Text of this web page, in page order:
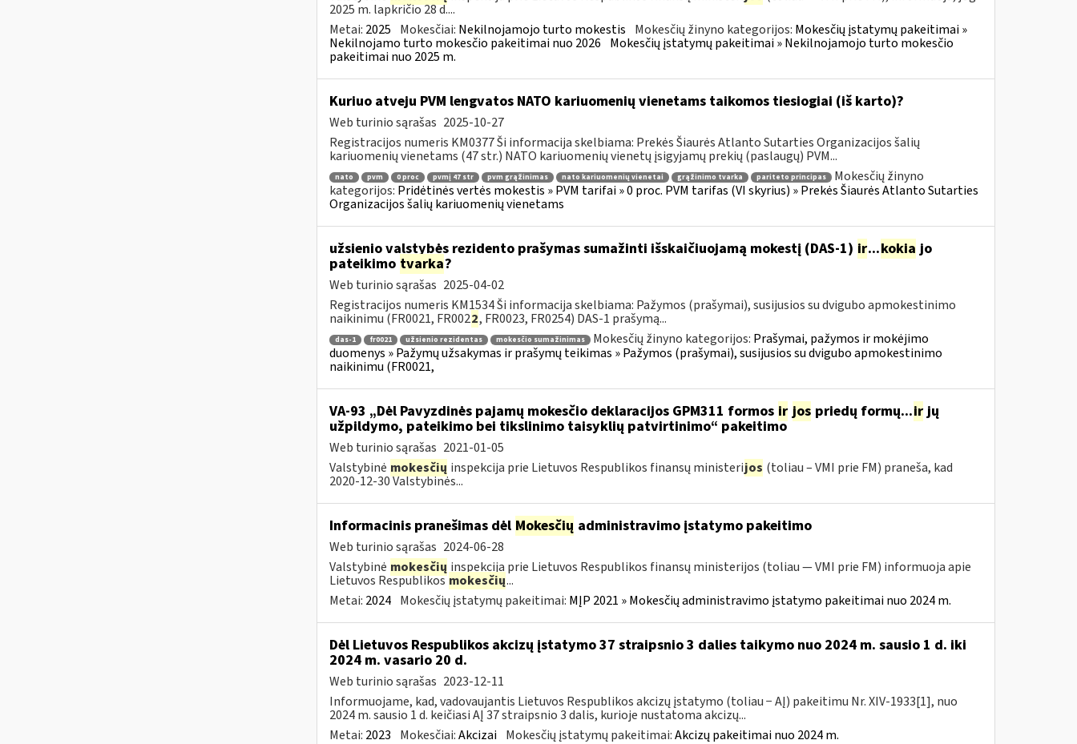
2025 m. lapkričio 28 d....
Metai: 2025 Mokesčiai: Nekilnojamojo turto mokestis Mokesčių žinyno kategorijos: Mokesčių įstatymų pakeitimai »
Nekilnojamo turto mokesčio pakeitimai nuo 2026 Mokesčių įstatymų pakeitimai » Nekilnojamojo turto mokesčio
pakeitimai nuo 2025 m.
Kuriuo atveju PVM lengvatos NATO kariuomenių vienetams taikomos tiesiogiai (iš karto)?
Web turinio sąrašas 2025-10-27
Registracijos numeris KM0377 Ši informacija skelbiama: Prekės Šiaurės Atlanto Sutarties Organizacijos šalių
kariuomenių vienetams (47 str.) NATO kariuomenių vienetų įsigyjamų prekių (paslaugų) PVM...
nato pvm 0 proc pvmį 47 str pvm grąžinimas nato kariuomenių vienetai grąžinimo tvarka pariteto principas
Mokesčių žinyno
kategorijos: Pridėtinės vertės mokestis » PVM tarifai » 0 proc. PVM tarifas (VI skyrius) » Prekės Šiaurės Atlanto Sutarties
Organizacijos šalių kariuomenių vienetams
užsienio valstybės rezidento prašymas sumažinti išskaičiuojamą mokestį (DAS-1) ir...kokia jo
pateikimo tvarka?
Web turinio sąrašas 2025-04-02
Registracijos numeris KM1534 Ši informacija skelbiama: Pažymos (prašymai), susijusios su dvigubo apmokestinimo
naikinimu (FR0021, FR0022, FR0023, FR0254) DAS-1 prašymą...
das-1 fr0021 užsienio rezidentas mokesčio sumažinimas Mokesčių žinyno kategorijos: Prašymai, pažymos ir mokėjimo
duomenys » Pažymų užsakymas ir prašymų teikimas » Pažymos (prašymai), susijusios su dvigubo apmokestinimo
naikinimu (FR0021,
VA-93 „Dėl Pavyzdinės pajamų mokesčio deklaracijos GPM311 formos ir jos priedų formų...irjų
užpildymo, pateikimo bei tikslinimo taisyklių patvirtinimo“ pakeitimo
Web turinio sąrašas 2021-01-05
Valstybinė mokesčių inspekcija prie Lietuvos Respublikos finansų ministerijos (toliau – VMI prie FM) praneša, kad
2020-12-30 Valstybinės...
Informacinis pranešimas dėl Mokesčių administravimo įstatymo pakeitimo
Web turinio sąrašas 2024-06-28
Valstybinė mokesčių inspekcija prie Lietuvos Respublikos finansų ministerijos (toliau — VMI prie FM) informuoja apie
Lietuvos Respublikosmokesčių...
Metai: 2024 Mokesčių įstatymų pakeitimai: MĮP 2021 » Mokesčių administravimo įstatymo pakeitimai nuo 2024 m.
Dėl Lietuvos Respublikos akcizų įstatymo 37 straipsnio 3 dalies taikymo nuo 2024 m. sausio 1 d. iki
2024 m. vasario 20 d.
Web turinio sąrašas 2023-12-11
Informuojame, kad, vadovaujantis Lietuvos Respublikos akcizų įstatymo (toliau − AĮ) pakeitimu Nr. XIV-1933[1], nuo
2024 m. sausio 1 d. keičiasi AĮ 37 straipsnio 3 dalis, kurioje nustatoma akcizų...
Metai: 2023 Mokesčiai:Akcizai Mokesčių įstatymų pakeitimai:Akcizų pakeitimai nuo 2024 m.